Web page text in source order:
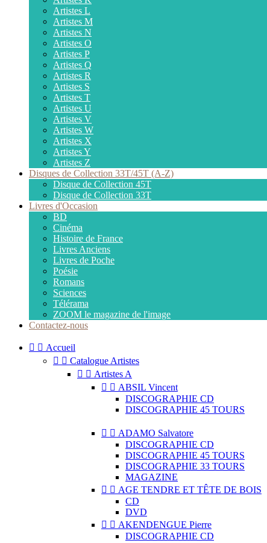
Artistes L
Artistes M
Artistes N
Artistes O
Artistes P
Artistes Q
Artistes R
Artistes S
Artistes T
Artistes U
Artistes V
Artistes W
Artistes X
Artistes Y
Artistes Z
Disques de Collection 33T/45T (A-Z)
Disque de Collection 45T
Disque de Collection 33T
Livres d'Occasion
BD
Cinéma
Histoire de France
Livres Anciens
Livres de Poche
Poésie
Romans
Sciences
Télérama
ZOOM le magazine de l'image
Contactez-nous
  Accueil
  Catalogue Artistes
  Artistes A
  ABSIL Vincent
DISCOGRAPHIE CD
DISCOGRAPHIE 45 TOURS
  ADAMO Salvatore
DISCOGRAPHIE CD
DISCOGRAPHIE 45 TOURS
DISCOGRAPHIE 33 TOURS
MAGAZINE
  AGE TENDRE ET TÊTE DE BOIS
CD
DVD
  AKENDENGUE Pierre
DISCOGRAPHIE CD